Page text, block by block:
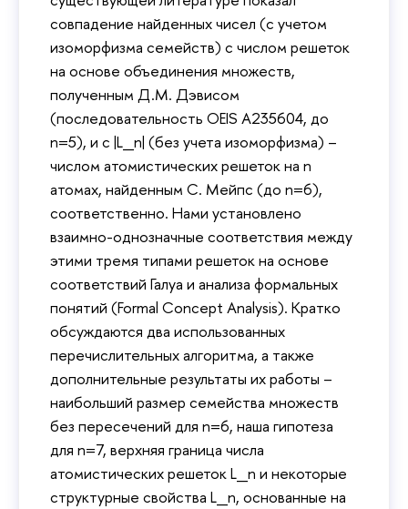
совпадение найденных чисел (с учетом
изоморфизма семейств) с числом решеток
на основе объединения множеств,
полученным Д.М. Дэвисом
(последовательность OEIS A235604, до
n=5), и c |L_n| (без учета изоморфизма) –
числом атомистических решеток на n
атомах, найденным С. Мейпс (до n=6),
соответственно. Нами установлено
взаимно-однозначные соответствия между
этими тремя типами решеток на основе
соответствий Галуа и анализа формальных
понятий (Formal Concept Analysis). Кратко
обсуждаются два использованных
перечислительных алгоритма, а также
дополнительные результаты их работы –
наибольший размер семейства множеств
без пересечений для n=6, наша гипотеза
для n=7, верхняя граница числа
атомистических решеток L_n и некоторые
структурные свойства L_n, основанные на